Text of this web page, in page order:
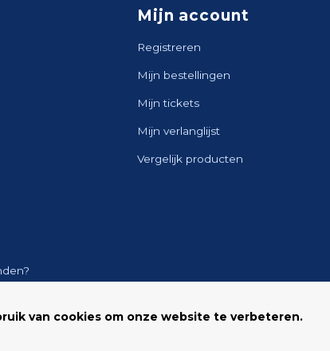
Mijn account
Registreren
Mijn bestellingen
Mijn tickets
Mijn verlanglijst
Vergelijk producten
van cookies om onze website te verbeteren.